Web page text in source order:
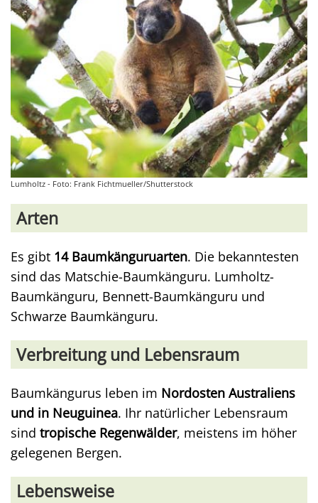
Lumholtz - Foto: Frank Fichtmueller/Shutterstock
Arten
Es gibt 14 Baumkänguruarten. Die bekanntesten
sind das Matschie-Baumkänguru. Lumholtz-
Baumkänguru, Bennett-Baumkänguru und
Schwarze Baumkänguru.
Verbreitung und Lebensraum
Baumkängurus leben im Nordosten Australiens
und in Neuguinea. Ihr natürlicher Lebensraum
sind tropische Regenwälder, meistens im höher
gelegenen Bergen.
Lebensweise